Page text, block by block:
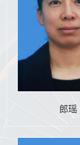
郎瑶